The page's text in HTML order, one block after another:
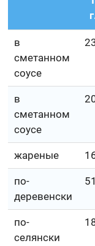
в
сметанном
соусе
в
сметанном
соусе
жареные
по-
деревенски
по-
селянски